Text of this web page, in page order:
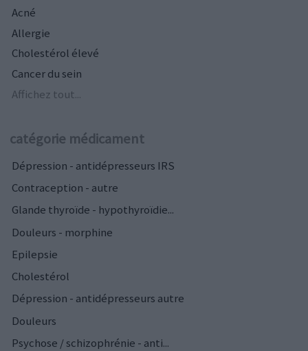
Acné
Allergie
Cholestérol élevé
Cancer du sein
Affichez tout...
catégorie médicament
Dépression - antidépresseurs IRS
Contraception - autre
Glande thyroïde - hypothyroïdie...
Douleurs - morphine
Epilepsie
Cholestérol
Dépression - antidépresseurs autre
Douleurs
Psychose / schizophrénie - anti...